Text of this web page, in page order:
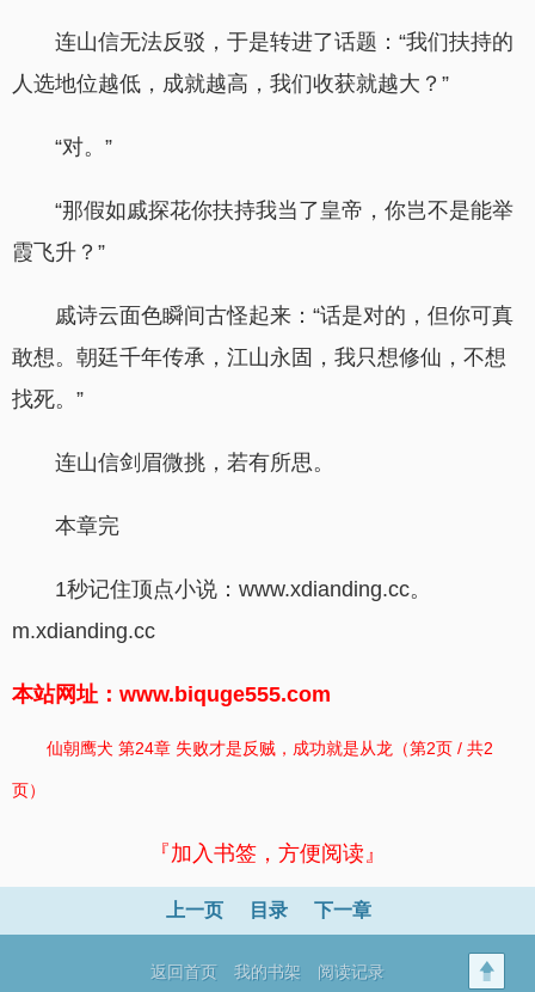
连山信无法反驳，于是转进了话题：“我们扶持的
人选地位越低，成就越高，我们收获就越大？”
“对。”
“那假如戚探花你扶持我当了皇帝，你岂不是能举
霞飞升？”
戚诗云面色瞬间古怪起来：“话是对的，但你可真
敢想。朝廷千年传承，江山永固，我只想修仙，不想
找死。”
连山信剑眉微挑，若有所思。
本章完
1秒记住顶点小说：www.xdianding.cc。
m.xdianding.cc
本站网址：www.biquge555.com
仙朝鹰犬 第24章 失败才是反贼，成功就是从龙（第2页 / 共2
页）
『加入书签，方便阅读』
上一页 目录 下一章
返回首页 我的书架 阅读记录